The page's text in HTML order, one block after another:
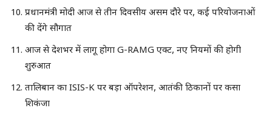
प्रधानमंत्री मोदी आज से तीन दिवसीय असम दौरे पर, कई परियोजनाओं
की देंगे सौगात
आज से देशभर में लागू होगा G-RAMG एक्ट, नए नियमों की होगी
शुरुआत
तालिबान का ISIS-K पर बड़ा ऑपरेशन, आतंकी ठिकानों पर कसा
शिकंजा